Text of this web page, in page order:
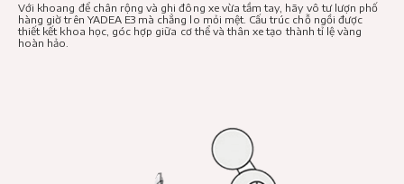
Với khoang để chân rộng và ghi đông xe vừa tầm tay, hãy vô tư lượn phố
hàng giờ trên YADEA E3 mà chẳng lo mỏi mệt. Cấu trúc chỗ ngồi được
thiết kết khoa học, góc hợp giữa cơ thể và thân xe tạo thành tỉ lệ vàng
hoàn hảo.